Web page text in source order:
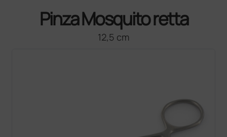
Pinza Mosquito retta
12,5 cm